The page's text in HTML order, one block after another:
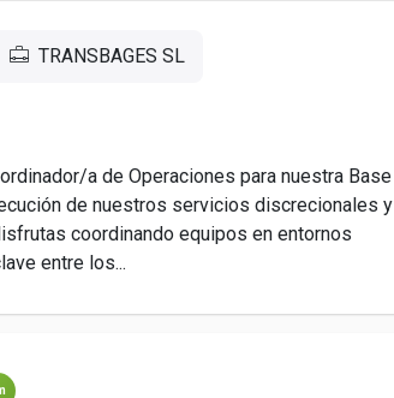
TRANSBAGES SL
a de Operaciones para nuestra Base
de nuestros servicios discrecionales y
coordinando equipos en entornos
entre los...